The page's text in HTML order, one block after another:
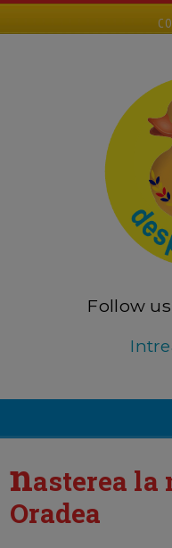
Follow
nasterea la
Oradea